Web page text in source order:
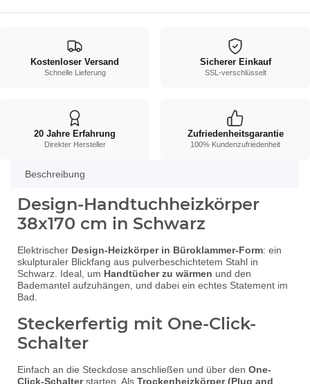
Kostenloser Versand
Schnelle Lieferung
Sicherer Einkauf
SSL-verschlüsselt
20 Jahre Erfahrung
Direkter Hersteller
Zufriedenheitsgarantie
100% Kundenzufriedenheit
Beschreibung
Design-Handtuchheizkörper
38x170 cm in Schwarz
Elektrischer Design-Heizkörper in Büroklammer-Form: ein
skulpturaler Blickfang aus pulverbeschichtetem Stahl in
Schwarz. Ideal, um Handtücher zu wärmen und den
Bademantel aufzuhängen, und dabei ein echtes Statement im
Bad.
Steckerfertig mit One-Click-
Schalter
Einfach an die Steckdose anschließen und über den One-
Click-Schalterstarten. Als Trockenheizkörper (Plug and